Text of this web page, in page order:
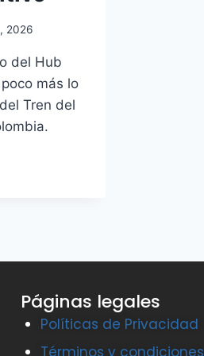
2026
del Hub
más lo
Tren del
Páginas legales
Políticas de Privacidad